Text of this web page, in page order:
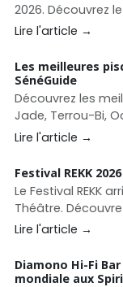
2026. Découvrez
organiser votre
Lire l'article →
Les meilleures
SénéGuide
Découvrez les
Jade, Terrou-Bi,
Paradise, La
Dakar.
Lire l'article →
Festival REKK
Le Festival REKK
Théâtre.
programme et
Lire l'article →
Diamono Hi-Fi
mondiale aux